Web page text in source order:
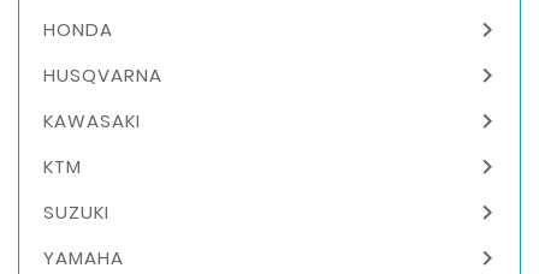
HONDA 
HUSQVARNA 
KAWASAKI 
KTM 
SUZUKI 
YAMAHA 